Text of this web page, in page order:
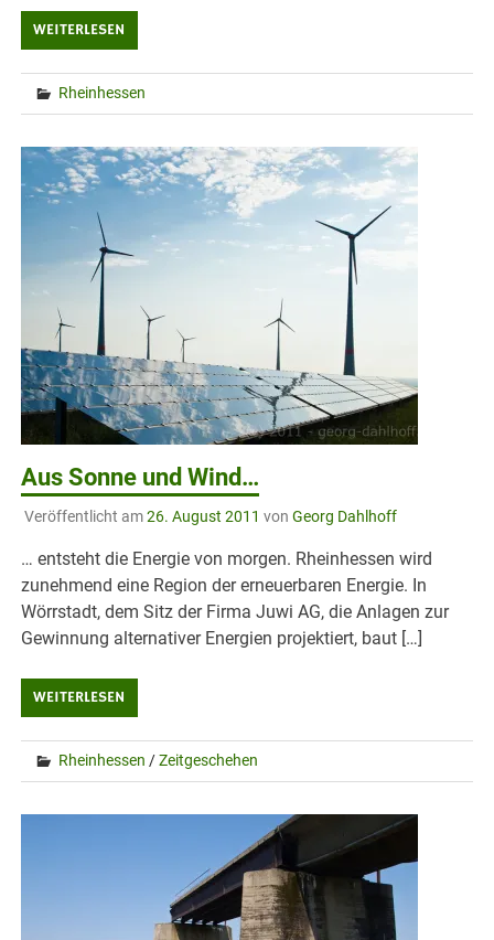
WEITERLESEN
Rheinhessen
Aus Sonne und Wind…
Veröffentlicht am26. August 2011 von Georg Dahlhoff
… entsteht die Energie von morgen. Rheinhessen wird
zunehmend eine Region der erneuerbaren Energie. In
Wörrstadt, dem Sitz der Firma Juwi AG, die Anlagen zur
Gewinnung alternativer Energien projektiert, baut […]
WEITERLESEN
Rheinhessen /Zeitgeschehen